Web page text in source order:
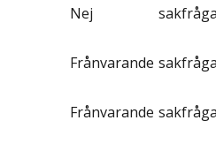
Nej
Frånvarande
Frånvarande